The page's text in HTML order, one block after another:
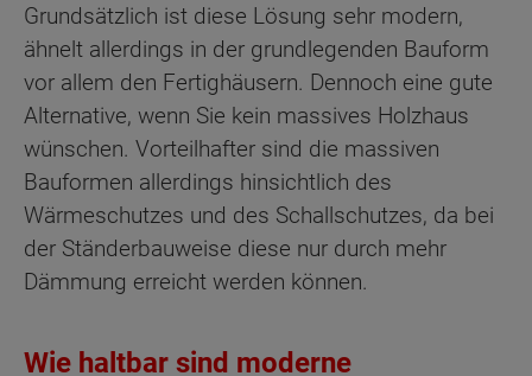
Grundsätzlich ist diese Lösung sehr modern,
ähnelt allerdings in der grundlegenden Bauform
vor allem den Fertighäusern. Dennoch eine gute
Alternative, wenn Sie kein massives Holzhaus
wünschen. Vorteilhafter sind die massiven
Bauformen allerdings hinsichtlich des
Wärmeschutzes und des Schallschutzes, da bei
der Ständerbauweise diese nur durch mehr
Dämmung erreicht werden können.
Wie haltbar sind moderne